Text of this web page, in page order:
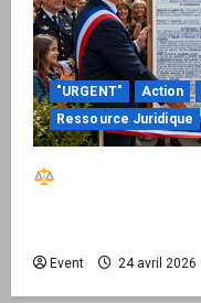
"URGENT" Action
Ressource Juridique
Event 24 avril 2026